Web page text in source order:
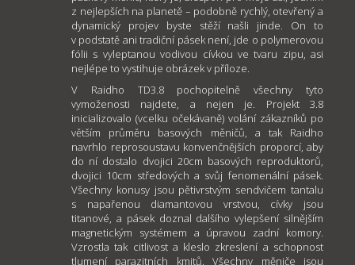
z nejlepších na planetě – podobně rychlý, otevřený a
dynamický projev byste stěží našli jinde. On to
v podstatě ani tradiční pásek není, jde o polymerovou
fólii s vyleptanou vodivou cívkou ve tvaru zipu, asi
nejlépe to vystihuje obrázek v příloze.
V Raidho TD3.8 pochopitelně všechny tyto
vymoženosti najdete, a nejen je. Projekt 3.8
inicializovalo (vcelku očekávaně) volání zákazníků po
větším průměru basových měničů, a tak Raidho
navrhlo reprosoustavu konvenčnějších proporcí, aby
do ní dostalo dvojici 20cm basových reproduktorů,
dvojici 10cm středových a svůj fenomenální pásek.
Všechny konusy jsou pětivrstvým sendvičem tantalu
s napařenou diamantovou vrstvou, cívky jsou
titanové, a pásek doznal dalšího vylepšení silnějším
magnetickým systémem a úpravou zadní komory.
Vzrostla tak citlivost a kleslo zkreslení a schopnost
tlumení parazitních kmitů. Všechny měniče jsou